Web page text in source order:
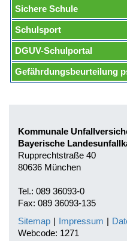
Sichere Schule
Schulsport
DGUV-Schulportal
Gefährdungsbeurteilung
Kommunale
Bayerische
Rupprechtstraße 40
80636 München
Tel.: 089 36093-0
Fax: 089 36093-135
Sitemap | Impressum |
Webcode: 1271